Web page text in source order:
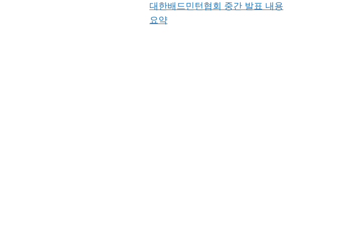
대한배드민턴협회 중간 발표 내용
요약